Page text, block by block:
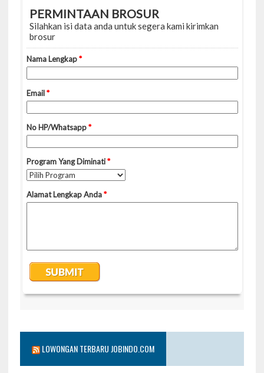
LOWONGAN TERBARU JOBINDO.COM